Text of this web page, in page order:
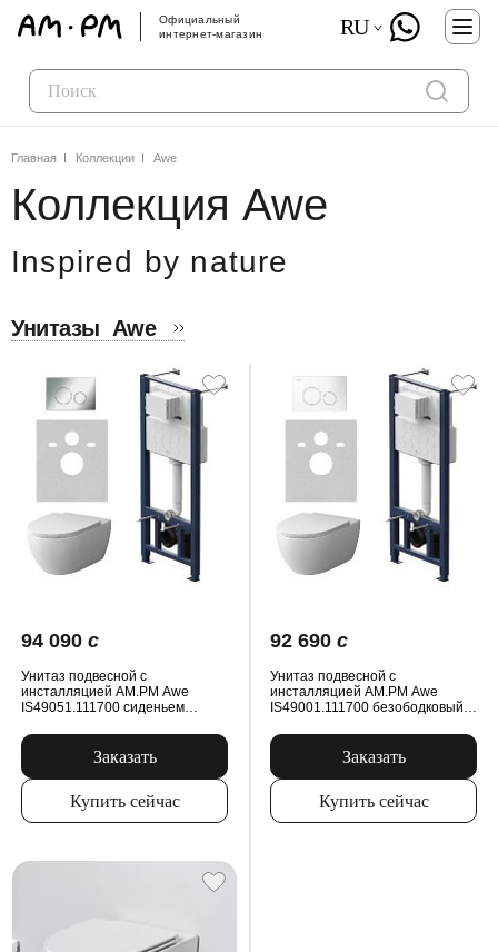
Официальный
интернет-магазин
RU
Главная Коллекции Awe
Коллекция Awe
Inspired by nature
Унитазы Awe
94 090 c
Унитаз подвесной с
инсталляцией AM.PM Awe
IS49051.111700 сиденьем
белый
Заказать
Купить сейчас
92 690 c
Унитаз подвесной с
инсталляцией AM.PM Awe
IS49001.111700 безободковый,
клавишей, белый
Заказать
Купить сейчас